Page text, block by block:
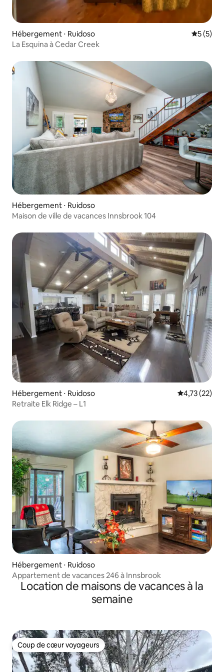
Hébergement ⋅ Ruidoso
5 (5)
La Esquina à Cedar Creek
Hébergement ⋅ Ruidoso
Maison de ville de vacances Innsbrook 104
Hébergement ⋅ Ruidoso Évaluation
4,73 (22)
Retraite Elk Ridge – L1
Hébergement ⋅ Ruidoso
Appartement de vacances 246 à Innsbrook
Location de maisons de vacances à la
semaine
Coup de cœur voyageurs
Coup de cœur voyageurs